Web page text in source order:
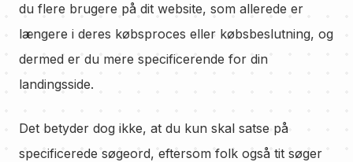
du flere brugere på dit website, som allerede er
længere i deres købsproces eller købsbeslutning, og
dermed er du mere specificerende for din
landingsside.
Det betyder dog ikke, at du kun skal satse på
specificerede søgeord, eftersom folk også tit søger